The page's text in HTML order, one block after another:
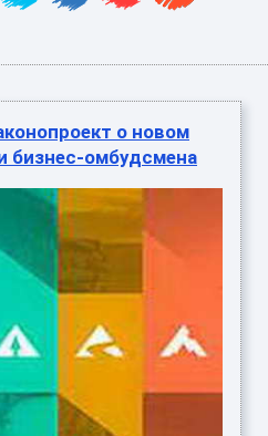
о новом
бизнес-омбудсмена